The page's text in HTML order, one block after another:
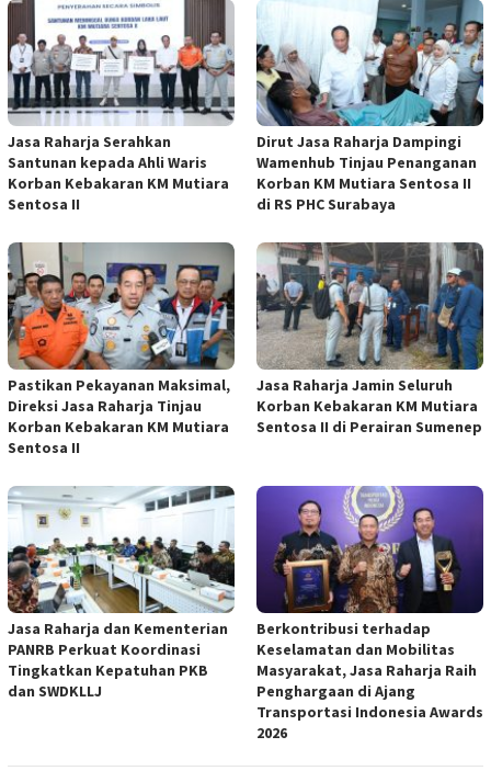
Jasa Raharja Serahkan
Santunan kepada Ahli Waris
Korban Kebakaran KM Mutiara
Sentosa II
Dirut Jasa Raharja Dampingi
Wamenhub Tinjau Penanganan
Korban KM Mutiara Sentosa II
di RS PHC Surabaya
Pastikan Pekayanan Maksimal,
Direksi Jasa Raharja Tinjau
Korban Kebakaran KM Mutiara
Sentosa II
Jasa Raharja Jamin Seluruh
Korban Kebakaran KM Mutiara
Sentosa II di Perairan Sumenep
Jasa Raharja dan Kementerian
PANRB Perkuat Koordinasi
Tingkatkan Kepatuhan PKB
dan SWDKLLJ
Berkontribusi terhadap
Keselamatan dan Mobilitas
Masyarakat, Jasa Raharja Raih
Penghargaan di Ajang
Transportasi Indonesia Awards
2026